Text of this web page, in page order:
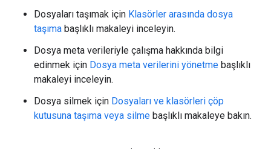
Dosyaları taşımak için Klasörler arasında dosya
taşıma başlıklı makaleyi inceleyin.
Dosya meta verileriyle çalışma hakkında bilgi
edinmek için Dosya meta verilerini yönetme başlıklı
makaleyi inceleyin.
Dosya silmek için Dosyaları ve klasörleri çöp
kutusuna taşıma veya silme başlıklı makaleye bakın.